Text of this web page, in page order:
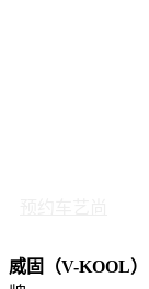
威固（V-KOOL）